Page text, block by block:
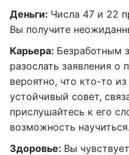
Деньги: Числа 47 и 22
Вы получите
Карьера: Безработным
разослать заявления о
вероятно, что кто-то
устойчивый совет,
прислушайтесь к его
возможность научиться.
Здоровье: Вы